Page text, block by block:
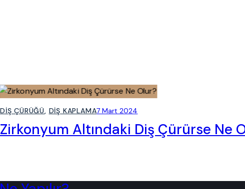
DIŞ ÇÜRÜĞÜ, DIŞ KAPLAMA7 Mart 2024
Zirkonyum Altındaki Diş Çürürse Ne